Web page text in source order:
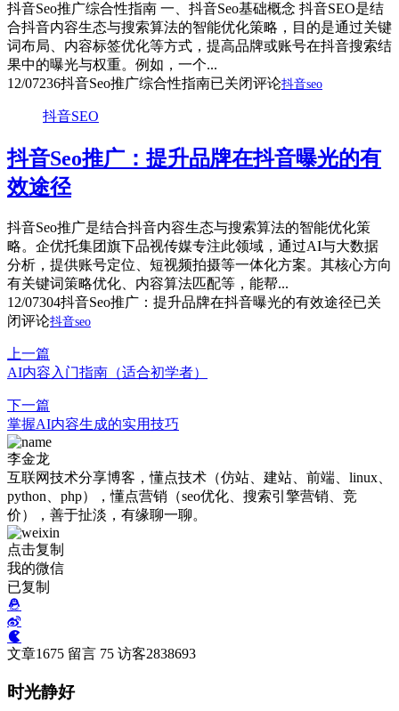
抖音Seo推广综合性指南 一、抖音Seo基础概念 抖音SEO是结
合抖音内容生态与搜索算法的智能优化策略，目的是通过关键
词布局、内容标签优化等方式，提高品牌或账号在抖音搜索结
果中的曝光与权重。例如，一个...
12/07236抖音Seo推广综合性指南已关闭评论抖音seo
抖音SEO
抖音Seo推广：提升品牌在抖音曝光的有
效途径
抖音Seo推广是结合抖音内容生态与搜索算法的智能优化策
略。企优托集团旗下品视传媒专注此领域，通过AI与大数据
分析，提供账号定位、短视频拍摄等一体化方案。其核心方向
有关键词策略优化、内容算法匹配等，能帮...
12/07304抖音Seo推广：提升品牌在抖音曝光的有效途径已关
闭评论抖音seo
上一篇
AI内容入门指南（适合初学者）
下一篇
掌握AI内容生成的实用技巧
李金龙
互联网技术分享博客，懂点技术（仿站、建站、前端、linux、
python、php），懂点营销（seo优化、搜索引擎营销、竞
价），善于扯淡，有缘聊一聊。
点击复制
我的微信
已复制
文章1675 留言 75 访客2838693
时光静好